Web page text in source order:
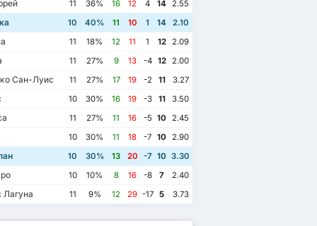
11 36% 16 12 4 14 2.55
10 40% 11 10 1 14 2.10
11 18% 12 11 1 12 2.09
11 27% 9 13 -4 12 2.00
Сан-Луис 11 27% 17 19 -2 11 3.27
10 30% 16 19 -3 11 3.50
11 27% 11 16 -5 10 2.45
10
30% 11 18 -7 10 2.90
10 30% 13 20 -7 10 3.30
10 10% 8 16 -8 7 2.40
11 9% 12 29 -17 5 3.73